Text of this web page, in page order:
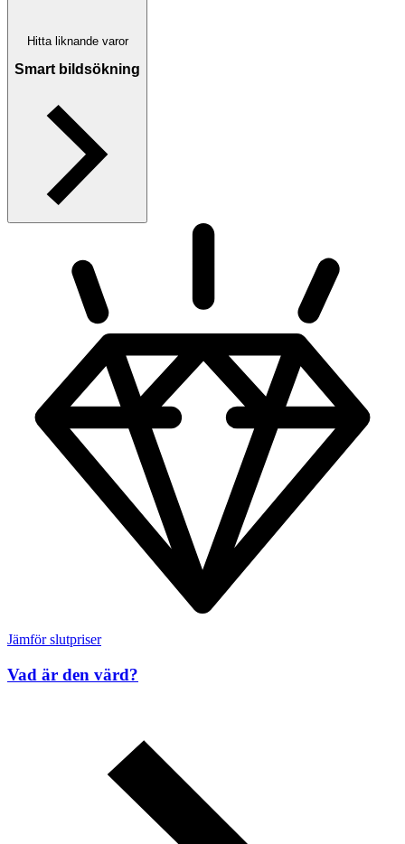
Hitta liknande varor
Smart bildsökning
Jämför slutpriser
Vad är den värd?